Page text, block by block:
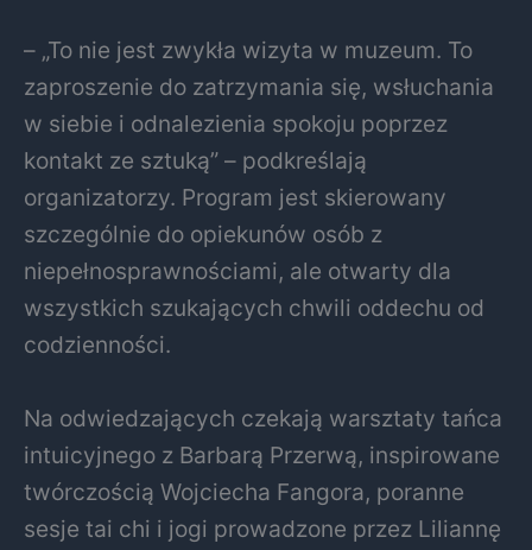
– „To nie jest zwykła wizyta w muzeum. To
zaproszenie do zatrzymania się, wsłuchania
w siebie i odnalezienia spokoju poprzez
kontakt ze sztuką” – podkreślają
organizatorzy. Program jest skierowany
szczególnie do opiekunów osób z
niepełnosprawnościami, ale otwarty dla
wszystkich szukających chwili oddechu od
codzienności.
Na odwiedzających czekają warsztaty tańca
intuicyjnego z Barbarą Przerwą, inspirowane
twórczością Wojciecha Fangora, poranne
sesje tai chi i jogi prowadzone przez Liliannę